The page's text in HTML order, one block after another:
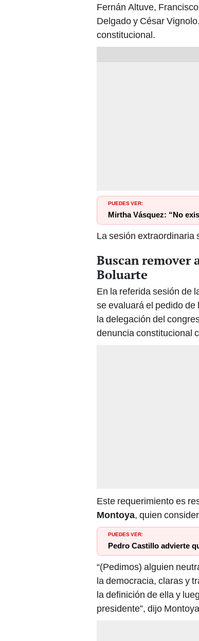
Delgado y César
constitucional.
Mirtha Vásquez: “No
La sesión extraordinaria
Boluarte
En la referida sesión de
se evaluará el pedido
la delegación del
denuncia constitucional
Montoya, quien
PUEDES VER:
Pedro Castillo advierte
“(Pedimos) alguien
la democracia, claras y
la definición de ella y
presidente”, dijo